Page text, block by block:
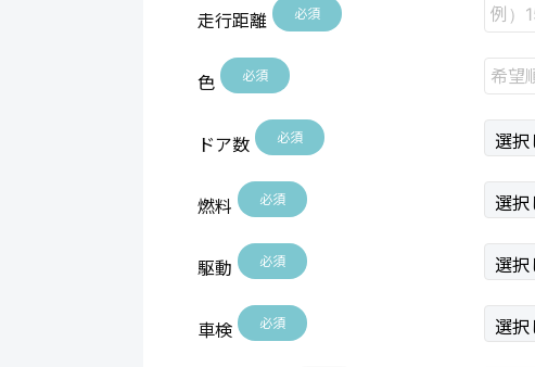
走行距離 必須
色 必須
ドア数 必須
燃料 必須
駆動 必須
車検 必須